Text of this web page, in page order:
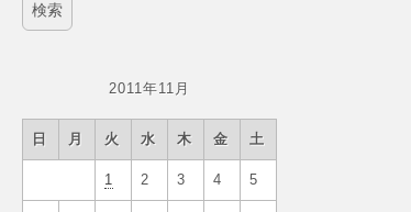
2011年11月
日 月 火 水 木 金 土
1 2 3 4 5